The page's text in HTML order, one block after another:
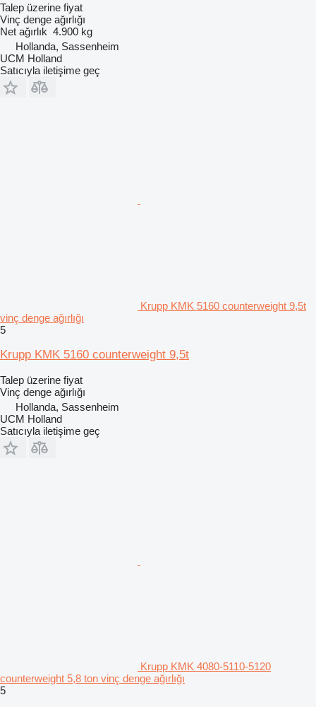
Talep üzerine fiyat
Vinç denge ağırlığı
Net ağırlık 4.900 kg
Hollanda, Sassenheim
UCM Holland
Satıcıyla iletişime geç
Krupp KMK 5160 counterweight 9,5t
vinç denge ağırlığı
5
Krupp KMK 5160 counterweight 9,5t
Talep üzerine fiyat
Vinç denge ağırlığı
Hollanda, Sassenheim
UCM Holland
Satıcıyla iletişime geç
Krupp KMK 4080-5110-5120
counterweight 5,8 ton vinç denge ağırlığı
5